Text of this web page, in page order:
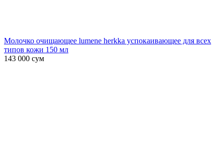
Молочко очищающее lumene herkka успокаивающее для всех
типов кожи 150 мл
143 000 сум